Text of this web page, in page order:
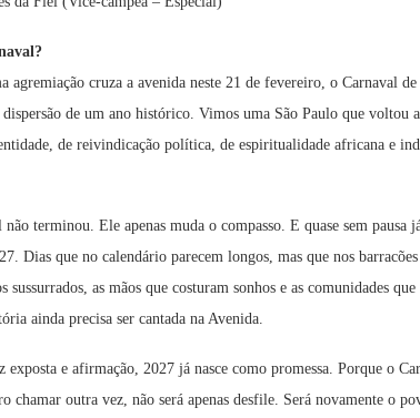
agremiação cruza a avenida neste 21 de fevereiro, o Carnaval
de um ano histórico. Vimos uma São Paulo que voltou
de reivindicação política, de espiritualidade africana e
não terminou. Ele apenas muda o compasso. E quase sem pausa
Dias que no calendário parecem longos, mas que nos
sussurrados, as mãos que costuram sonhos e as comunidades
ainda precisa ser cantada na Avenida.
exposta e afirmação, 2027 já nasce como promessa. Porque o
chamar outra vez, não será apenas desfile. Será novamente o